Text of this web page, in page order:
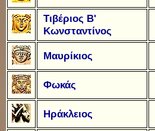
Τιβέριος Β'
Κωνσταντίνος
Μαυρίκιος
Φωκάς
Ηράκλειος